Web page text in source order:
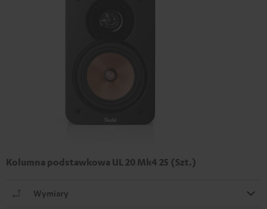
Kolumna podstawkowa UL 20 Mk4 25 (Szt.)
Wymiary